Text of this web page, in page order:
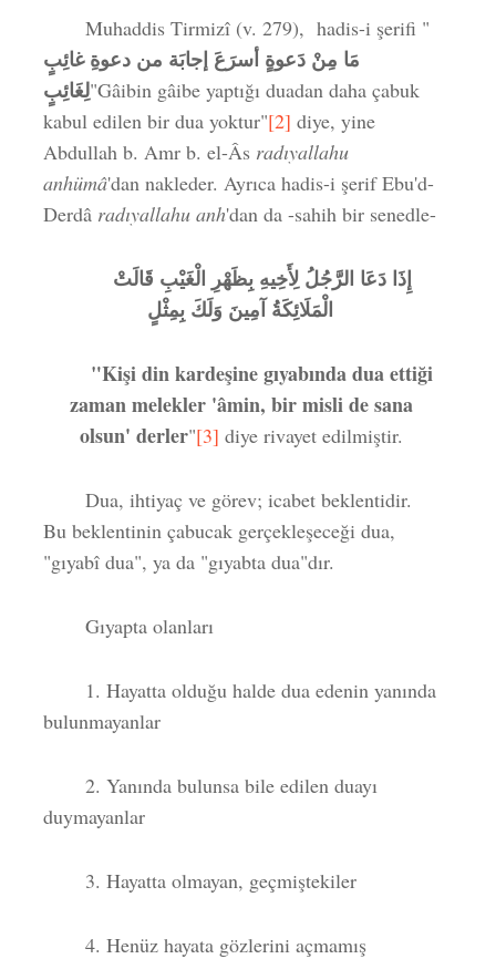
Muhaddis Tirmizî (v. 279), hadis-i şerifi "
مَا مِنْ دَعوةٍ أسرَعَ إجابَة من دعوةِ غائِبٍ
لِغَائِبٍ"Gâibin gâibe yaptığı duadan daha çabuk
kabul edilen bir dua yoktur"[2] diye, yine
Abdullah b. Amr b. el-Âs radıyallahu
anhümâ'dan nakleder. Ayrıca hadis-i şerif Ebu'd-
Derdâ radıyallahu anh'dan da -sahih bir senedle-
إِذَا دَعَا الرَّجُلُ لِأَخِيهِ بِظَهْرِ الْغَيْبِ قَالَتْ
الْمَلَائِكَةُ آمِينَ وَلَكَ بِمِثْلٍ
"Kişi din kardeşine gıyabında dua ettiği
zaman melekler 'âmin, bir misli de sana
olsun' derler"[3] diye rivayet edilmiştir.
Dua, ihtiyaç ve görev; icabet beklentidir.
Bu beklentinin çabucak gerçekleşeceği dua,
"gıyabî dua", ya da "gıyabta dua"dır.
Gıyapta olanları
1. Hayatta olduğu halde dua edenin yanında
bulunmayanlar
2. Yanında bulunsa bile edilen duayı
duymayanlar
3. Hayatta olmayan, geçmiştekiler
4. Henüz hayata gözlerini açmamış